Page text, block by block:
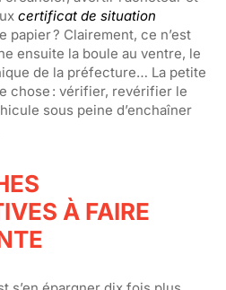
certificat de situation
papier ? Clairement, ce n’est
ensuite la boule au ventre, le
de la préfecture… La petite
chose : vérifier, revérifier le
sous peine d’enchaîner
À FAIRE